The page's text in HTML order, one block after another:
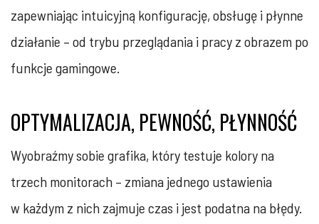
zapewniając intuicyjną konfigurację, obsługę i płynne
działanie – od trybu przeglądania i pracy z obrazem po
funkcje gamingowe.
OPTYMALIZACJA, PEWNOŚĆ, PŁYNNOŚĆ
Wyobraźmy sobie grafika, który testuje kolory na
trzech monitorach – zmiana jednego ustawienia
w każdym z nich zajmuje czas i jest podatna na błędy.